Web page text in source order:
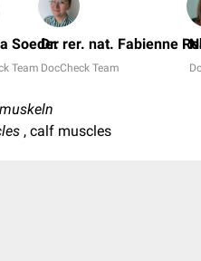
Soeder
Team
Dr. rer. nat. Fabienne
DocCheck Team
, calf muscles